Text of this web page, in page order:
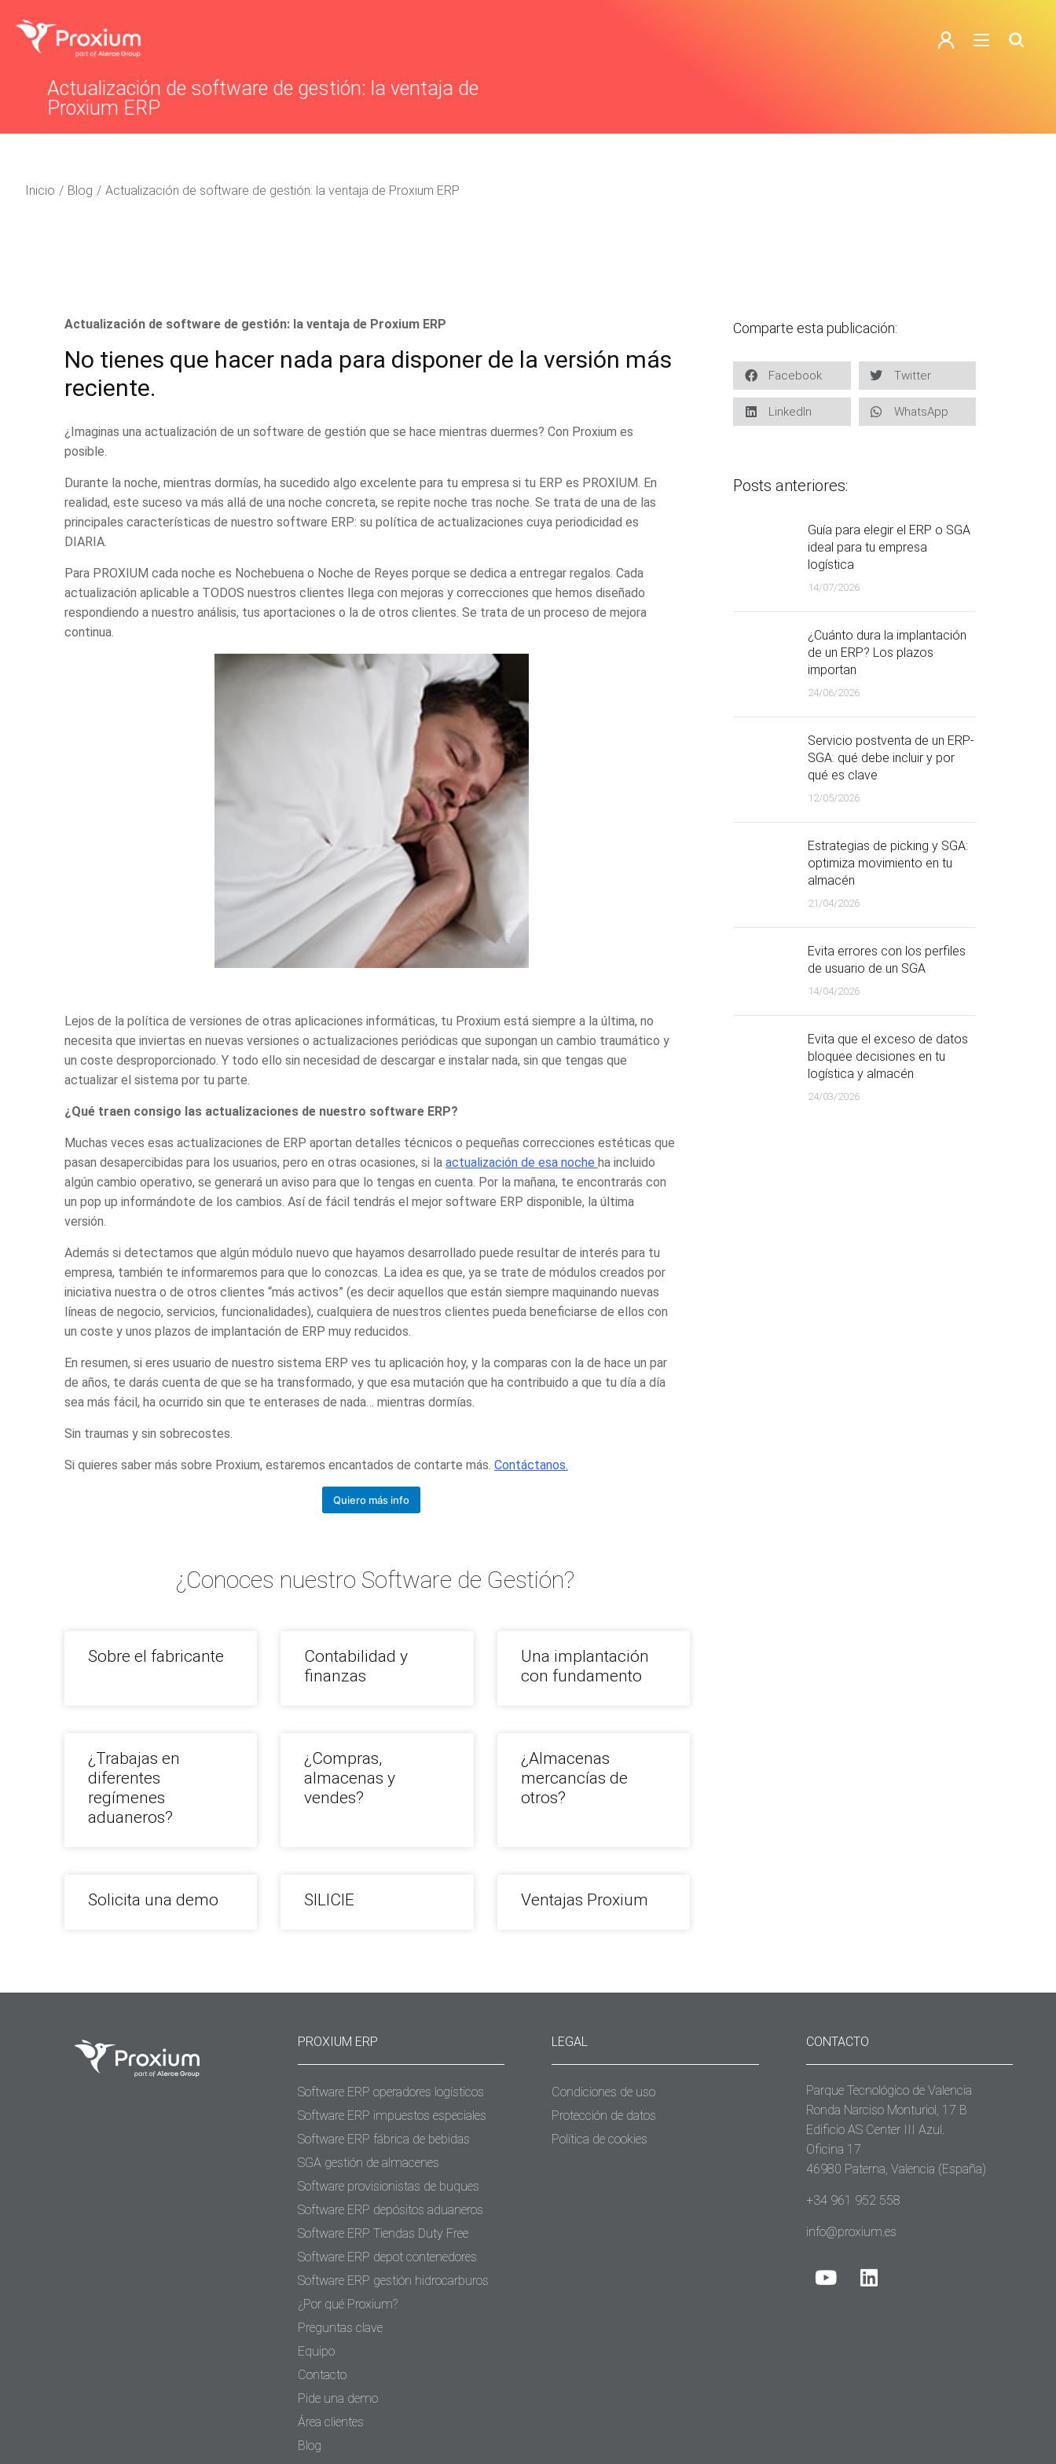
Actualización de software de gestión: la ventaja de
Proxium ERP
Estás aquí:
Inicio Blog Actualización de software de gestión: la ventaja de Proxium ERP
Actualización de software de gestión: la ventaja de Proxium ERP
No tienes que hacer nada para disponer de la versión más
reciente.
¿Imaginas una actualización de un software de gestión que se hace mientras duermes? Con Proxium es
posible.
Durante la noche, mientras dormías, ha sucedido algo excelente para tu empresa si tu ERP es PROXIUM. En
realidad, este suceso va más allá de una noche concreta, se repite noche tras noche. Se trata de una de las
principales características de nuestro software ERP: su política de actualizaciones cuya periodicidad es
DIARIA.
Para PROXIUM cada noche es Nochebuena o Noche de Reyes porque se dedica a entregar regalos. Cada
actualización aplicable a TODOS nuestros clientes llega con mejoras y correcciones que hemos diseñado
respondiendo a nuestro análisis, tus aportaciones o la de otros clientes. Se trata de un proceso de mejora
continua.
Lejos de la política de versiones de otras aplicaciones informáticas, tu Proxium está siempre a la última, no
necesita que inviertas en nuevas versiones o actualizaciones periódicas que supongan un cambio traumático y
un coste desproporcionado. Y todo ello sin necesidad de descargar e instalar nada, sin que tengas que
actualizar el sistema por tu parte.
¿Qué traen consigo las actualizaciones de nuestro software ERP?
Muchas veces esas actualizaciones de ERP aportan detalles técnicos o pequeñas correcciones estéticas que
pasan desapercibidas para los usuarios, pero en otras ocasiones, si la actualización de esa noche ha incluido
algún cambio operativo, se generará un aviso para que lo tengas en cuenta. Por la mañana, te encontrarás con
un pop up informándote de los cambios. Así de fácil tendrás el mejor software ERP disponible, la última
versión.
Además si detectamos que algún módulo nuevo que hayamos desarrollado puede resultar de interés para tu
empresa, también te informaremos para que lo conozcas. La idea es que, ya se trate de módulos creados por
iniciativa nuestra o de otros clientes “más activos” (es decir aquellos que están siempre maquinando nuevas
líneas de negocio, servicios, funcionalidades), cualquiera de nuestros clientes pueda beneficiarse de ellos con
un coste y unos plazos de implantación de ERP muy reducidos.
En resumen, si eres usuario de nuestro sistema ERP ves tu aplicación hoy, y la comparas con la de hace un par
de años, te darás cuenta de que se ha transformado, y que esa mutación que ha contribuido a que tu día a día
sea más fácil, ha ocurrido sin que te enterases de nada… mientras dormías.
Sin traumas y sin sobrecostes.
Si quieres saber más sobre Proxium, estaremos encantados de contarte más. Contáctanos.
Quiero más info
Comparte esta publicación:
Facebook Twitter
LinkedIn WhatsApp
Posts anteriores:
Guía para elegir el ERP o SGA
ideal para tu empresa
logística
14/07/2026
¿Cuánto dura la implantación
de un ERP? Los plazos
importan
24/06/2026
Servicio postventa de un ERP-
SGA: qué debe incluir y por
qué es clave
12/05/2026
Estrategias de picking y SGA:
optimiza movimiento en tu
almacén
21/04/2026
Evita errores con los perfiles
de usuario de un SGA
14/04/2026
Evita que el exceso de datos
bloquee decisiones en tu
logística y almacén
24/03/2026
¿Conoces nuestro Software de Gestión?
Sobre el fabricante
Contabilidad y
finanzas
Una implantación
con fundamento
¿Trabajas en
diferentes
regímenes
aduaneros?
¿Compras,
almacenas y
vendes?
¿Almacenas
mercancías de
otros?
Solicita una demo SILICIE Ventajas Proxium
PROXIUM ERP
Software ERP operadores logísticos
Software ERP impuestos especiales
Software ERP fábrica de bebidas
SGA gestión de almacenes
Software provisionistas de buques
Software ERP depósitos aduaneros
Software ERP Tiendas Duty Free
Software ERP depot contenedores
Software ERP gestión hidrocarburos
¿Por qué Proxium?
Preguntas clave
Equipo
Contacto
Pide una demo
Área clientes
Blog
LEGAL
Condiciones de uso
Protección de datos
Política de cookies
CONTACTO
Parque Tecnológico de Valencia
Ronda Narciso Monturiol, 17 B
Edificio AS Center III Azul.
Oficina 17
46980 Paterna, Valencia (España)
+34 961 952 558
info@proxium.es